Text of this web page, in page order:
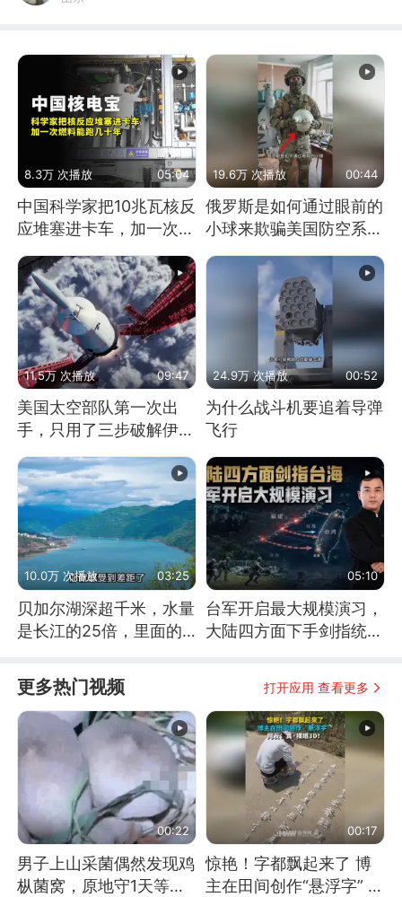
8.3万 次播放 05:04
中国科学家把10兆瓦核反
应堆塞进卡车，加一次燃
料能跑几十年
19.6万 次播放 00:44
俄罗斯是如何通过眼前的
小球来欺骗美国防空系统
的
11.5万 次播放 09:47
美国太空部队第一次出
手，只用了三步破解伊朗
24.9万 次播放 00:52
为什么战斗机要追着导弹
飞行
10.0万 次播放 03:25
贝加尔湖深超千米，水量
是长江的25倍，里面的
05:10
台军开启最大规模演习，
大陆四方面下手剑指统
更多热门视频 打开应用 查看更多
00:22
男子上山采菌偶然发现鸡
枞菌窝，原地守1天等它
00:17
惊艳！字都飘起来了 博
主在田间创作“悬浮字” 网